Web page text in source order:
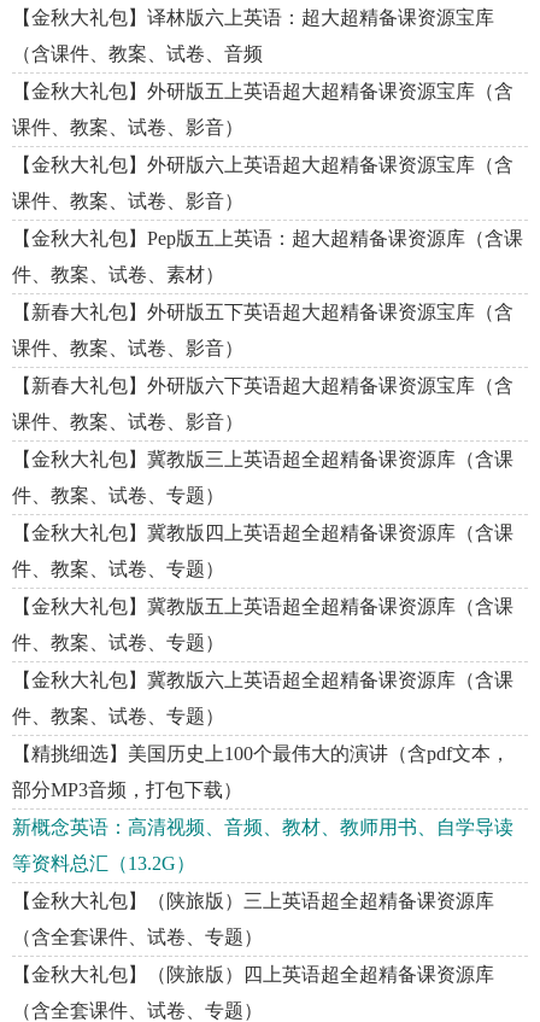
【金秋大礼包】译林版六上英语：超大超精备课资源宝库
（含课件、教案、试卷、音频
【金秋大礼包】外研版五上英语超大超精备课资源宝库（含
课件、教案、试卷、影音）
【金秋大礼包】外研版六上英语超大超精备课资源宝库（含
课件、教案、试卷、影音）
【金秋大礼包】Pep版五上英语：超大超精备课资源库（含课
件、教案、试卷、素材）
【新春大礼包】外研版五下英语超大超精备课资源宝库（含
课件、教案、试卷、影音）
【新春大礼包】外研版六下英语超大超精备课资源宝库（含
课件、教案、试卷、影音）
【金秋大礼包】冀教版三上英语超全超精备课资源库（含课
件、教案、试卷、专题）
【金秋大礼包】冀教版四上英语超全超精备课资源库（含课
件、教案、试卷、专题）
【金秋大礼包】冀教版五上英语超全超精备课资源库（含课
件、教案、试卷、专题）
【金秋大礼包】冀教版六上英语超全超精备课资源库（含课
件、教案、试卷、专题）
【精挑细选】美国历史上100个最伟大的演讲（含pdf文本，
部分MP3音频，打包下载）
新概念英语：高清视频、音频、教材、教师用书、自学导读
等资料总汇（13.2G）
【金秋大礼包】（陕旅版）三上英语超全超精备课资源库
（含全套课件、试卷、专题）
【金秋大礼包】（陕旅版）四上英语超全超精备课资源库
（含全套课件、试卷、专题）